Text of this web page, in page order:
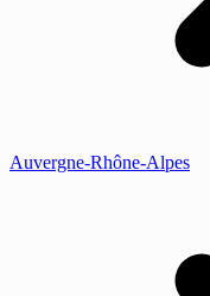
Auvergne-Rhône-Alpes